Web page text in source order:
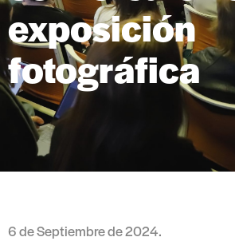
exposición
fotográfica
6 de Septiembre de 2024.